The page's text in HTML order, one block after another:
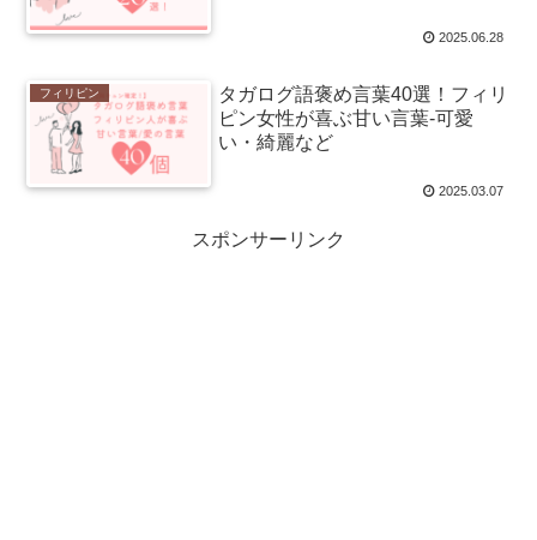
2025.06.28
フィリピン
タガログ語褒め言葉40選！フィリ
ピン女性が喜ぶ甘い言葉-可愛
い・綺麗など
2025.03.07
スポンサーリンク